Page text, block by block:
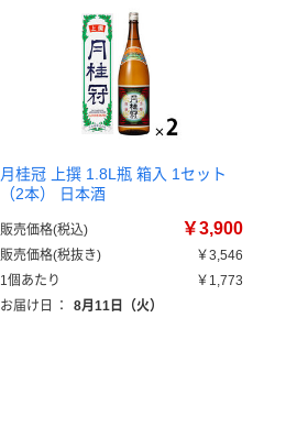
月桂冠 上撰 1.8L瓶 箱入 1セット
（2本） 日本酒
販売価格(税込) ￥3,900
販売価格(税抜き)
￥3,546
1個あたり
￥1,773
お届け日
： 8月11日（火）